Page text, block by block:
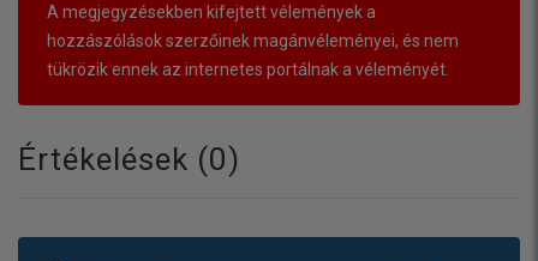
A megjegyzésekben kifejtett vélemények a
hozzászólások szerzőinek magánvéleményei, és nem
tükrözik ennek az internetes portálnak a véleményét.
Értékelések (0)